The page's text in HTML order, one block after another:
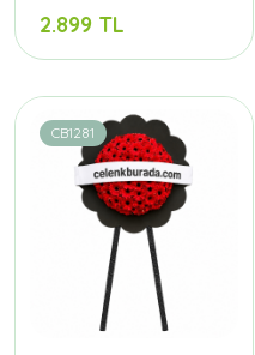
2.899 TL
CB1281